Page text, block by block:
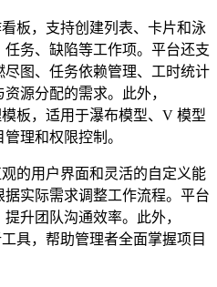
板，支持创建列表、卡片和泳
务、缺陷等工作项。平台还支
图、任务依赖管理、工时统计
源分配的需求。此外，
板，适用于瀑布模型、V 模型
理和权限控制。
的用户界面和灵活的自定义能
实际需求调整工作流程。平台
升团队沟通效率。此外，
具，帮助管理者全面掌握项目